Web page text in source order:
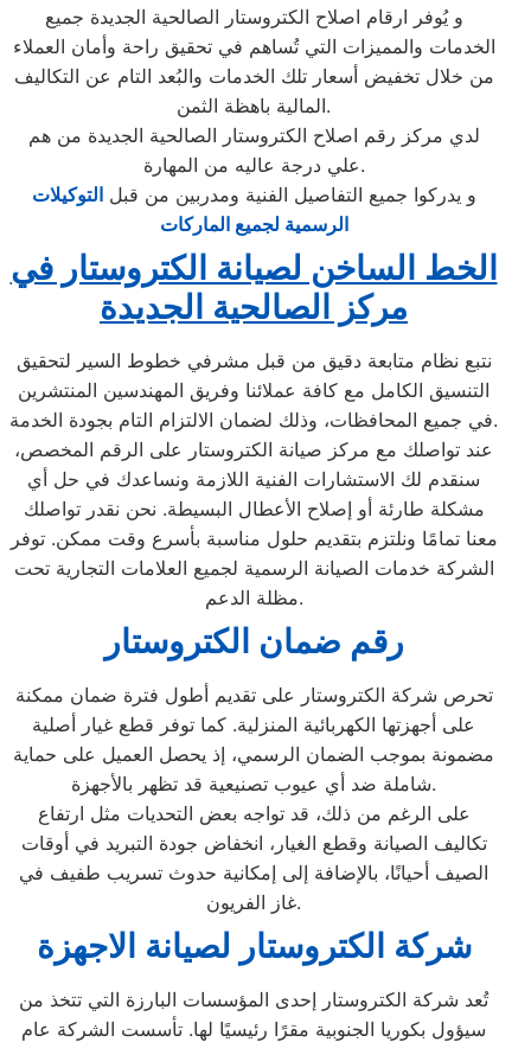
و يُوفر ارقام اصلاح الكتروستار الصالحية الجديدة جميع
الخدمات والمميزات التي تُساهم في تحقيق راحة وأمان العملاء
من خلال تخفيض أسعار تلك الخدمات والبُعد التام عن التكاليف
المالية باهظة الثمن.
لدي مركز رقم اصلاح الكتروستار الصالحية الجديدة من هم
علي درجة عاليه من المهارة.
و يدركوا جميع التفاصيل الفنية ومدربين من قبلالتوكيلات
الرسمية لجميع الماركات
الخط الساخن لصيانة الكتروستار في
مركز الصالحية الجديدة
نتبع نظام متابعة دقيق من قبل مشرفي خطوط السير لتحقيق
التنسيق الكامل مع كافة عملائنا وفريق المهندسين المنتشرين
في جميع المحافظات، وذلك لضمان الالتزام التام بجودة الخدمة.
عند تواصلك مع مركز صيانة الكتروستار على الرقم المخصص،
سنقدم لك الاستشارات الفنية اللازمة ونساعدك في حل أي
مشكلة طارئة أو إصلاح الأعطال البسيطة. نحن نقدر تواصلك
معنا تمامًا ونلتزم بتقديم حلول مناسبة بأسرع وقت ممكن. توفر
الشركة خدمات الصيانة الرسمية لجميع العلامات التجارية تحت
مظلة الدعم.
رقم ضمان الكتروستار
تحرص شركة الكتروستار على تقديم أطول فترة ضمان ممكنة
على أجهزتها الكهربائية المنزلية. كما توفر قطع غيار أصلية
مضمونة بموجب الضمان الرسمي، إذ يحصل العميل على حماية
شاملة ضد أي عيوب تصنيعية قد تظهر بالأجهزة.
على الرغم من ذلك، قد تواجه بعض التحديات مثل ارتفاع
تكاليف الصيانة وقطع الغيار، انخفاض جودة التبريد في أوقات
الصيف أحيانًا، بالإضافة إلى إمكانية حدوث تسريب طفيف في
غاز الفريون.
شركة الكتروستار لصيانة الاجهزة
تُعد شركة الكتروستار إحدى المؤسسات البارزة التي تتخذ من
سيؤول بكوريا الجنوبية مقرًا رئيسيًا لها. تأسست الشركة عام